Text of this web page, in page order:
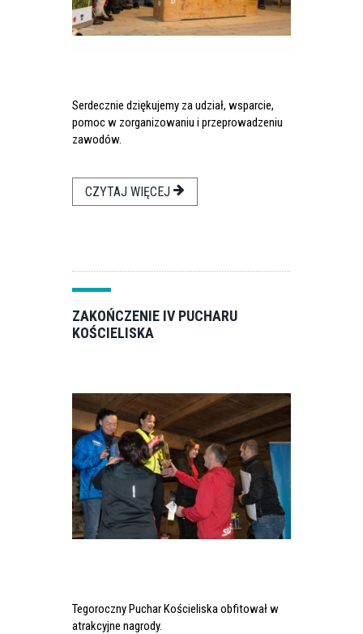
Serdecznie dziękujemy za udział, wsparcie,
pomoc w zorganizowaniu i przeprowadzeniu
zawodów.
CZYTAJ WIĘCEJ
ZAKOŃCZENIE IV PUCHARU
KOŚCIELISKA
Tegoroczny Puchar Kościeliska obfitował w
atrakcyjne nagrody.